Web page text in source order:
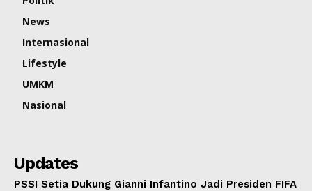
News
Internasional
Lifestyle
UMKM
Nasional
Updates
PSSI Setia Dukung Gianni Infantino Jadi Presiden FIFA